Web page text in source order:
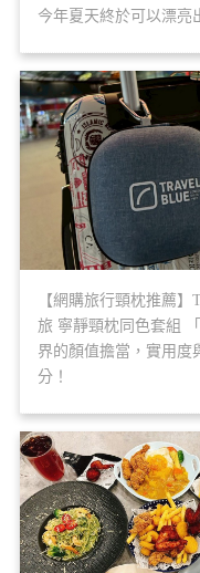
今年夏天終於可以漂亮
【網購旅行頸枕推薦】
旅 寧靜頸枕同色套組
界的顏值擔當，實用度
分！